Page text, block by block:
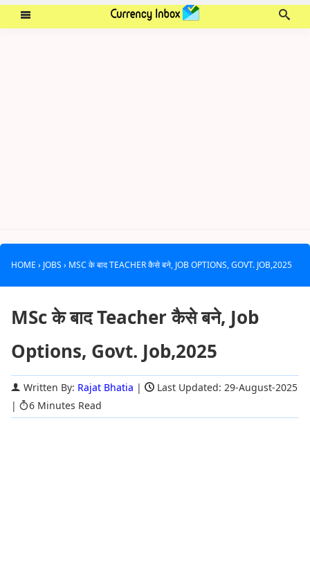
HOME › JOBS › MSC के बाद TEACHER कैसे बने, JOB OPTIONS, GOVT. JOB,2025
MSc के बाद Teacher कैसे बने, Job
Options, Govt. Job,2025
Written By: Rajat Bhatia |
Last Updated: 29-August-2025
|
6 Minutes Read